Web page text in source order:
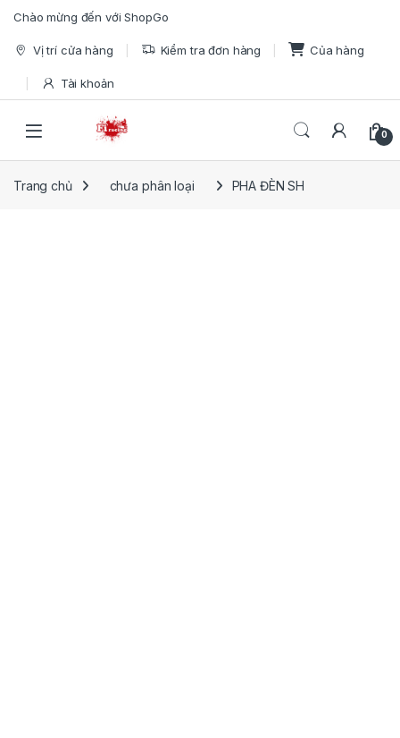
Skip to navigation
Skip to content
Chào mừng đến với ShopGo
Vị trí cửa hàng Kiểm tra đơn hàng Của hàng
Tài khoản
Open 0
Trang chủ chưa phân loại PHA ĐÈN SH